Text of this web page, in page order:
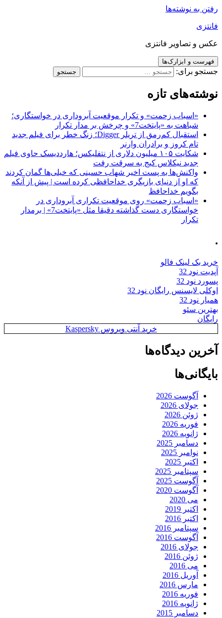
رفتن به نوشته‌ها
فانتزی
عکس و تصاویر فانتزی
فهرست و ابزارک‌ها
جستجو برای:
نوشته‌های تازه
«اسباب زحمت» و تکرار موقعیت آبروداری در خواستگاری؛
شباهت به «پایتخت7» و چرخش بر مدار تکرار
استقبال کم‌رمق از تریلر Digger؛ زنگ خطر برای فیلم جدید
تام کروز و برادران وارنر
شکایت ۱۰۵ میلیون دلاری از نتفلیکس؛ هارددیسک حاوی فیلم
جدید نیکلاس کیج به سرقت رفت
واکنش‌ها به پست اخیر شهاب حسینی که خیلی‌ها گمان کردند
که او از دنیای بازیگری خداحافظی کرده است | پیش از آنکه
بگویم خداحافظ
«اسباب زحمت» روی موقعیت تکراری آبروداری در
خواستگاری دست گذاشته دقیقا مثل «پایتخت7» | برمدار
تکرار
.
خرید بک لینک فالو
آپدیت نود 32
پسورد نود 32
اوکلی لایسنس رایگان نود 32
همیار نود 32
بهترین سئو
رایگان
خرید آنتی ویروس Kaspersky
آخرین دیدگاه‌ها
بایگانی‌ها
آگوست 2026
جولای 2026
ژوئن 2026
فوریه 2026
ژانویه 2026
دسامبر 2025
نوامبر 2025
اکتبر 2025
سپتامبر 2025
آگوست 2025
آگوست 2020
می 2020
اکتبر 2019
اکتبر 2016
سپتامبر 2016
آگوست 2016
جولای 2016
ژوئن 2016
می 2016
آوریل 2016
مارس 2016
فوریه 2016
ژانویه 2016
دسامبر 2015